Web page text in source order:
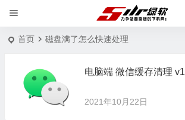
首页 磁盘满了怎么快速处理
电脑端 微信缓存清理
2021年10月22日